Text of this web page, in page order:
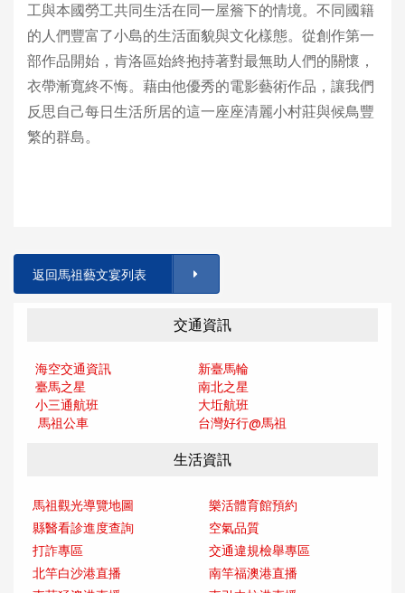
工與本國勞工共同生活在同一屋簷下的情境。不同國籍
的人們豐富了小島的生活面貌與文化樣態。從創作第一
部作品開始，肯洛區始終抱持著對最無助人們的關懷，
衣帶漸寬終不悔。藉由他優秀的電影藝術作品，讓我們
反思自己每日生活所居的這一座座清麗小村莊與候鳥豐
繁的群島。
返回馬祖藝文宴列表
交通資訊
海空交通資訊
新臺馬輪
臺馬之星
南北之星
小三通航班
大坵航班
馬祖公車
台灣好行@馬祖
生活資訊
馬祖觀光導覽地圖
樂活體育館預約
縣醫看診進度查詢
空氣品質
打詐專區
交通違規檢舉專區
北竿白沙港直播
南竿福澳港直播